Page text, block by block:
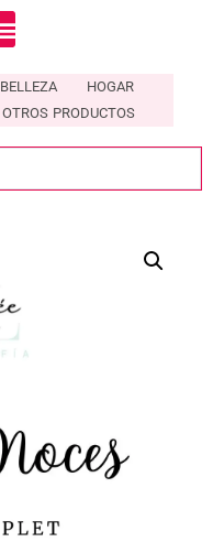
BELLEZA
HOGAR
OTROS PRODUCTOS